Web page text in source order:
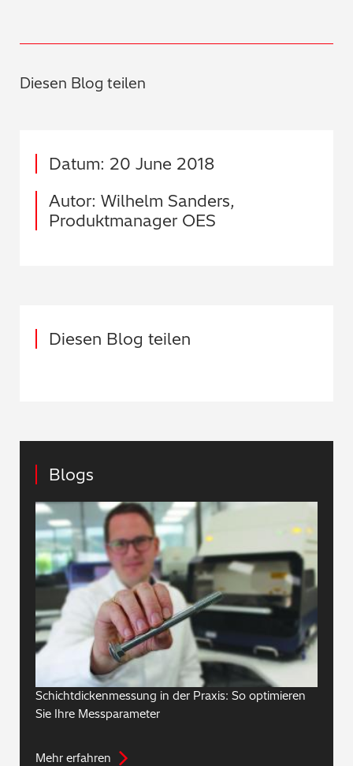
Diesen Blog teilen
Datum: 20 June 2018
Autor: Wilhelm Sanders,
Produktmanager OES
Diesen Blog teilen
Blogs
Schichtdickenmessung in der Praxis: So optimieren
Sie Ihre Messparameter
Mehr erfahren